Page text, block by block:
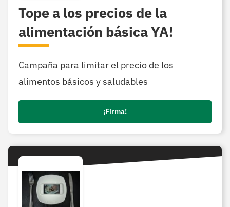
Tope a los precios de la
alimentación básica YA!
Campaña para limitar el precio de los
alimentos básicos y saludables
¡Firma!